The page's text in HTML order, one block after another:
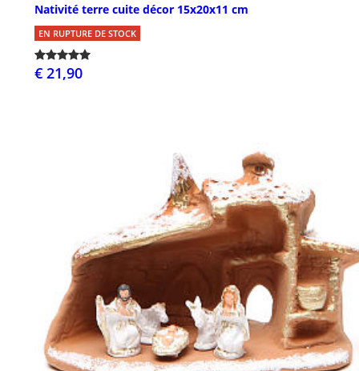
Nativité terre cuite décor 15x20x11 cm
EN RUPTURE DE STOCK
€ 21,90